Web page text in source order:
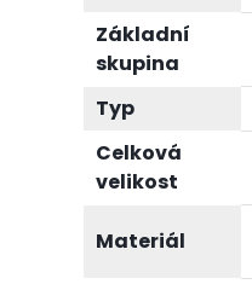
Základní
skupina
Typ
Celková
velikost
Materiál